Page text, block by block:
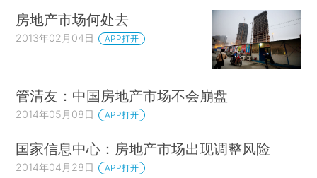
房地产市场何处去
2013年02月04日 APP打开
管清友：中国房地产市场不会崩盘
2014年05月08日 APP打开
国家信息中心：房地产市场出现调整风险
2014年04月28日 APP打开